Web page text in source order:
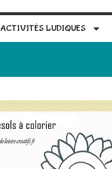
ACTIVITÉS LUDIQUES